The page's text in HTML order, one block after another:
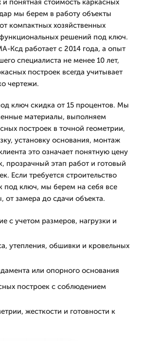
понятная стоимость каркасных
мы берем в работу объекты
компактных хозяйственных
решений под ключ.
Ксд работает с 2014 года, а опыт
специалиста не менее 10 лет,
построек всегда учитывает
чертежи.
ключ скидка от 15 процентов. Мы
материалы, выполняем
построек в точной геометрии,
установку основания, монтаж
это означает понятную цену
прозрачный этап работ и готовый
Если требуется строительство
под ключ, мы берем на себя все
от замера до сдачи объекта.
с учетом размеров, нагрузки и
утепления, обшивки и кровельных
или опорного основания
построек с соблюдением
жесткости и готовности к